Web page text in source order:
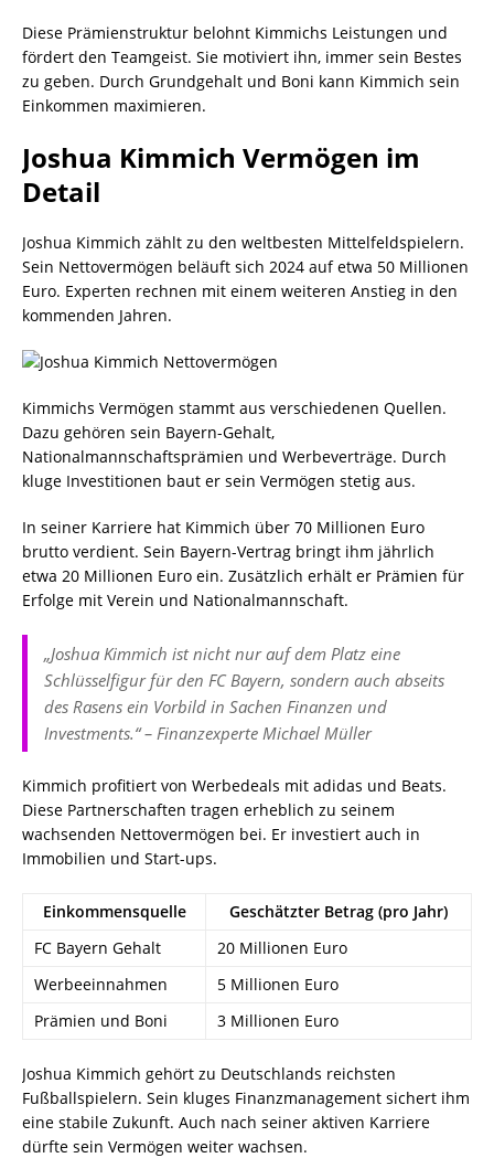
Diese Prämienstruktur belohnt Kimmichs Leistungen und
fördert den Teamgeist. Sie motiviert ihn, immer sein Bestes
zu geben. Durch Grundgehalt und Boni kann Kimmich sein
Einkommen maximieren.
Joshua Kimmich Vermögen im
Detail
Joshua Kimmich zählt zu den weltbesten Mittelfeldspielern.
Sein Nettovermögen beläuft sich 2024 auf etwa 50 Millionen
Euro. Experten rechnen mit einem weiteren Anstieg in den
kommenden Jahren.
Kimmichs Vermögen stammt aus verschiedenen Quellen.
Dazu gehören sein Bayern-Gehalt,
Nationalmannschaftsprämien und Werbeverträge. Durch
kluge Investitionen baut er sein Vermögen stetig aus.
In seiner Karriere hat Kimmich über 70 Millionen Euro
brutto verdient. Sein Bayern-Vertrag bringt ihm jährlich
etwa 20 Millionen Euro ein. Zusätzlich erhält er Prämien für
Erfolge mit Verein und Nationalmannschaft.
„Joshua Kimmich ist nicht nur auf dem Platz eine
Schlüsselfigur für den FC Bayern, sondern auch abseits
des Rasens ein Vorbild in Sachen Finanzen und
Investments.“ – Finanzexperte Michael Müller
Kimmich profitiert von Werbedeals mit adidas und Beats.
Diese Partnerschaften tragen erheblich zu seinem
wachsenden Nettovermögen bei. Er investiert auch in
Immobilien und Start-ups.
Einkommensquelle
Geschätzter Betrag (pro Jahr)
FC Bayern Gehalt
20 Millionen Euro
Werbeeinnahmen
5 Millionen Euro
Prämien und Boni
3 Millionen Euro
Joshua Kimmich gehört zu Deutschlands reichsten
Fußballspielern. Sein kluges Finanzmanagement sichert ihm
eine stabile Zukunft. Auch nach seiner aktiven Karriere
dürfte sein Vermögen weiter wachsen.